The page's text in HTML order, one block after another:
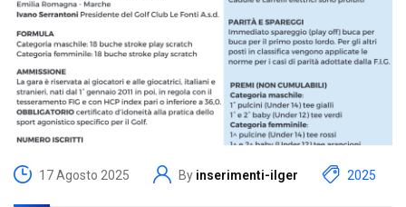
17 Agosto 2025 By inserimenti-ilger 2025